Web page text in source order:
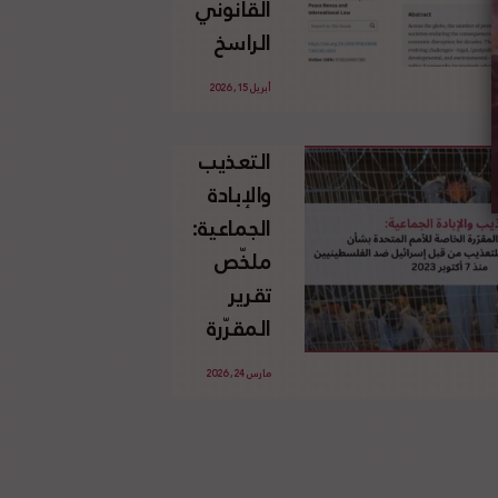
الإسرائيلي
غير
القانوني
الفلسطينية
القانوني
الراسخ
للاجئين
وحقهم
في العودة
بموجب
القانون
الدولي
أبريل 15, 2026
التعذيب
والإبادة
الجماعية:
ملخّص
تقرير
المقرّرة
الخاصة
مارس 24, 2026